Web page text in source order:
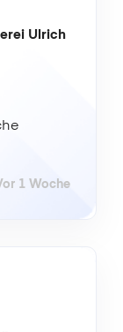
Ulrich
1 Woche